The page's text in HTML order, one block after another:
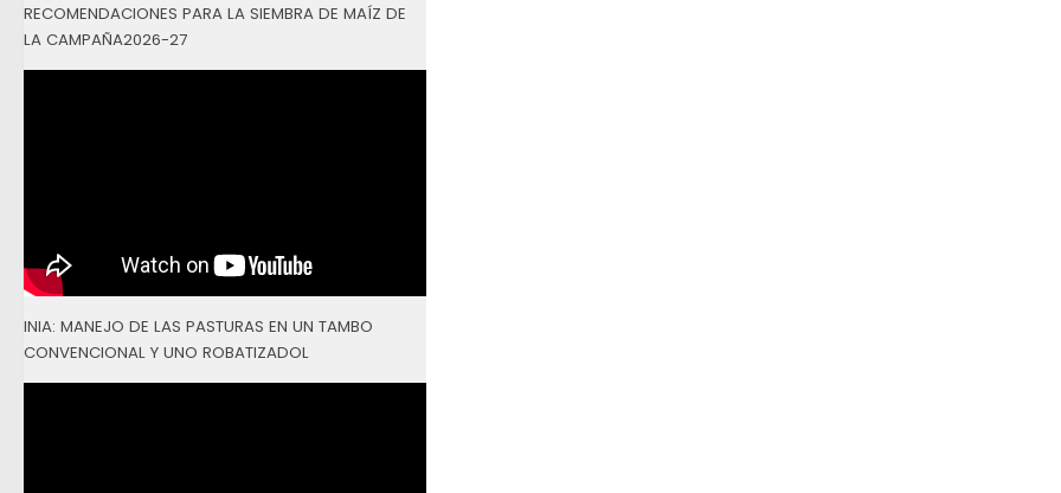
RECOMENDACIONES PARA LA SIEMBRA DE MAÍZ DE
LA CAMPAÑA2026-27
INIA: MANEJO DE LAS PASTURAS EN UN TAMBO
CONVENCIONAL Y UNO ROBATIZADOL